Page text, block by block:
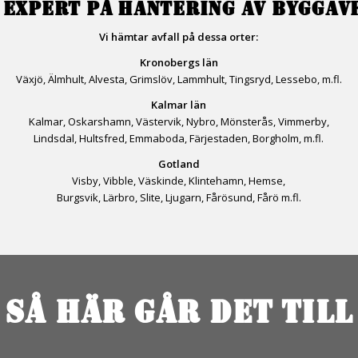
PÅ HANTERING AV
Vi hämtar avfall på dessa orter:
Kronobergs län
Växjö, Älmhult, Alvesta, Grimslöv, Lammhult, Tingsryd, Lessebo, m.fl.
Kalmar län
Kalmar, Oskarshamn, Västervik, Nybro, Mönsterås, Vimmerby,
Lindsdal, Hultsfred, Emmaboda, Färjestaden, Borgholm, m.fl.
Gotland
Visby, Vibble, Väskinde, Klintehamn, Hemse,
Burgsvik, Lärbro, Slite, Ljugarn, Fårösund, Fårö m.fl.
SÅ HÄR GÅR DET TILL